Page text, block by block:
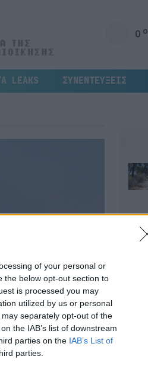
of your personal or
the below opt-out section to
is processed you may
utilized by us or personal
separately opt-out of the
the IAB’s list of downstream
parties on the IAB’s List of
parties.
0 o
LEAKS ΣΥΝΕΝΤΕΥΞΕΙΣ